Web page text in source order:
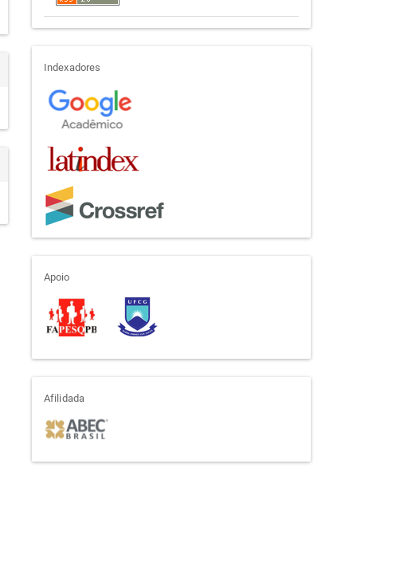
indexadores
Indexadores
apoio
Apoio
afiliada
Afilidada